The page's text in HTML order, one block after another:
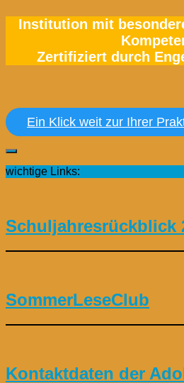
Institution mit
Zertifiziert durch
Ein Klick weit zur Ihrer
wichtige Links:
Schuljahresrückblick
SommerLeseClub
Kontaktdaten der